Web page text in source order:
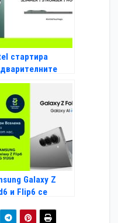
стартира
за
HONOR
V3
Galaxy Z
и Flip6 се